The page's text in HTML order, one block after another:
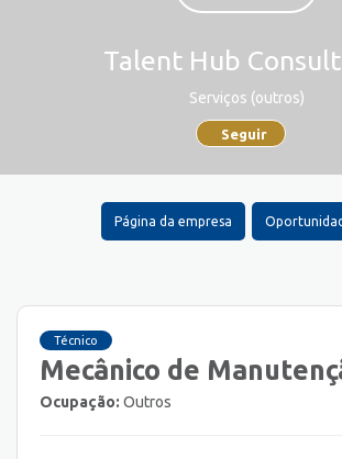
Talent Hub
Serviços (outros)
Seguir
Página da empresa
Técnico
Mecânico de
Ocupação: Outros